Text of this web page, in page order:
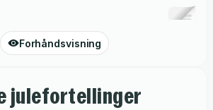
Forhåndsvisning
julefortellinger